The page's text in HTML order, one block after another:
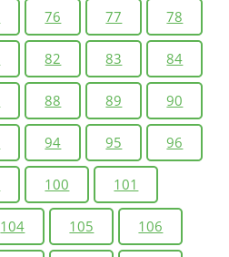
76 77 78
82 83 84
88 89 90
94 95 96
100 101
104 105 106